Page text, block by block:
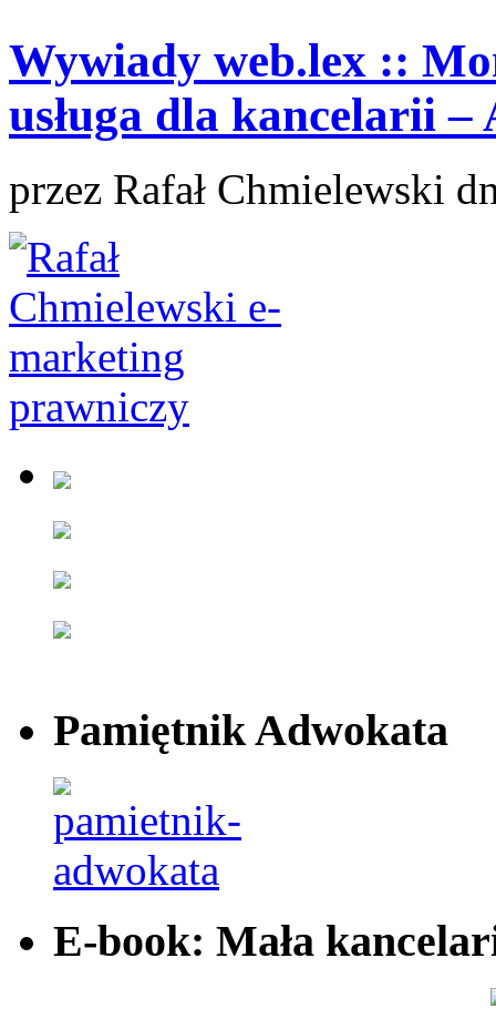
Wywiady web.lex ::
usługa dla kancelarii –
przez Rafał Chmielewski
Pamiętnik Adwokata
E-book: Mała